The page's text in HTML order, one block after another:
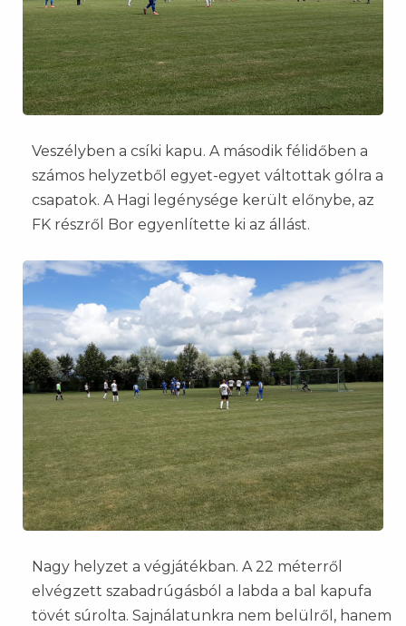
Veszélyben a csíki kapu. A második félidőben a
számos helyzetből egyet-egyet váltottak gólra a
csapatok. A Hagi legénysége került előnybe, az
FK részről Bor egyenlítette ki az állást.
Nagy helyzet a végjátékban. A 22 méterről
elvégzett szabadrúgásból a labda a bal kapufa
tövét súrolta. Sajnálatunkra nem belülről, hanem